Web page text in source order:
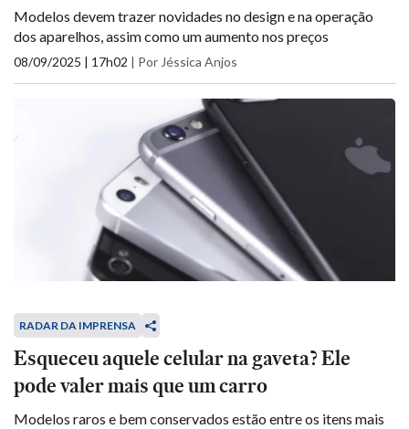
Modelos devem trazer novidades no design e na operação
dos aparelhos, assim como um aumento nos preços
08/09/2025 | 17h02 | Por Jéssica Anjos
RADAR DA IMPRENSA
Esqueceu aquele celular na gaveta? Ele
pode valer mais que um carro
Modelos raros e bem conservados estão entre os itens mais